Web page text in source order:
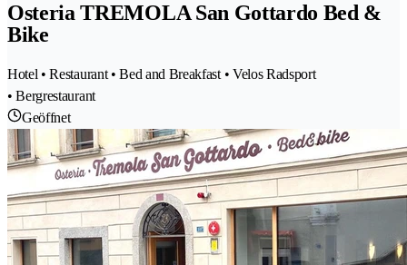
Osteria TREMOLA San Gottardo Bed &
Bike
Hotel • Restaurant • Bed and Breakfast • Velos Radsport
• Bergrestaurant
Geöffnet